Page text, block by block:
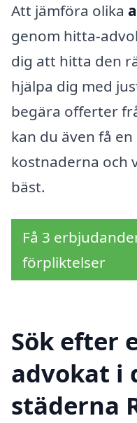
Att jämföra olika
genom hitta-
dig att hitta den
hjälpa dig med
begära offerter
kan du även få
kostnaderna och
bäst.
Få 3
förpliktelser
Sök efter
advokat i
städerna